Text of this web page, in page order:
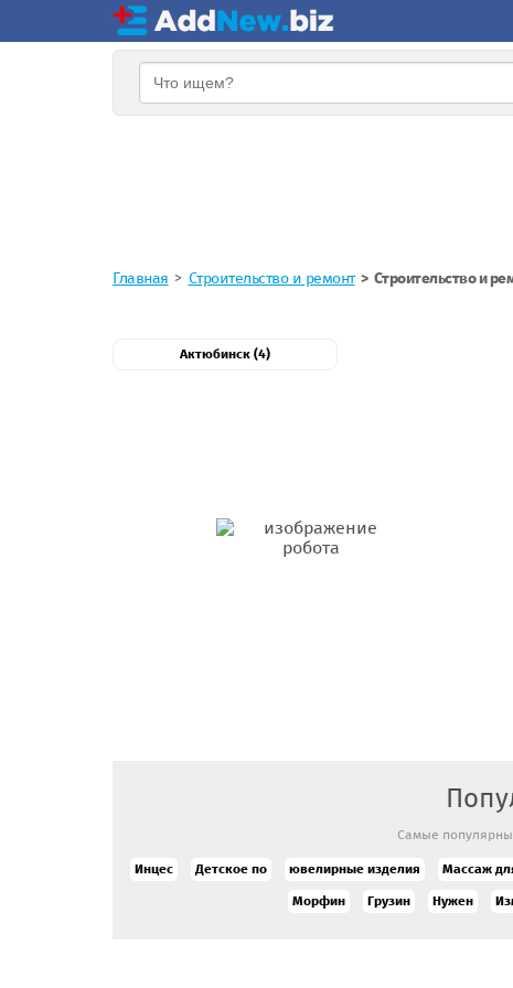
Главная Строительство и ремонт Строительство и
Актюбинск (4)
Самые
Инцес Детское по ювелирные изделия Массаж
Морфин Грузин Нужен